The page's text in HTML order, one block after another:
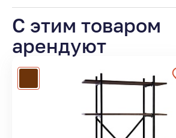
С этим товаром
арендуют